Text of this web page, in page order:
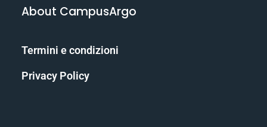
About CampusArgo
Termini e condizioni
Privacy Policy